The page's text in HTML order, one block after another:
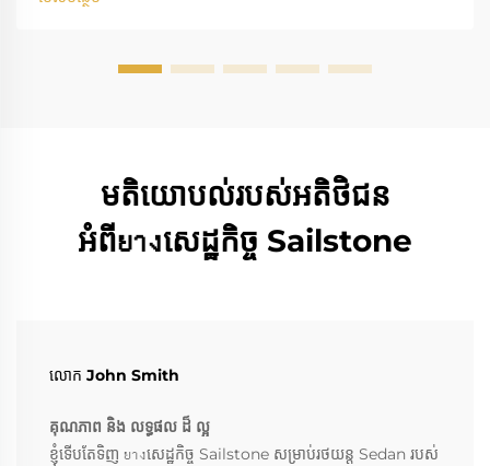
មតិយោបល់របស់អតិថិជន
អំពីยางសេដ្ឋកិច្ច Sailstone
លោក John Smith
គុណភាព និង លទ្ធផល ដ៏ ល្អ
ខ្ញុំទើបតែទិញ​ ยางសេដ្ឋកិច្ច Sailstone សម្រាប់រថយន្ត Sedan របស់